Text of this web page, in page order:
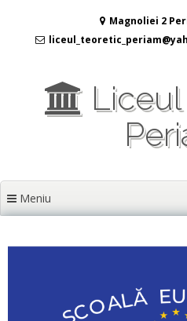
conținut
Magnoliei 2
Meniu